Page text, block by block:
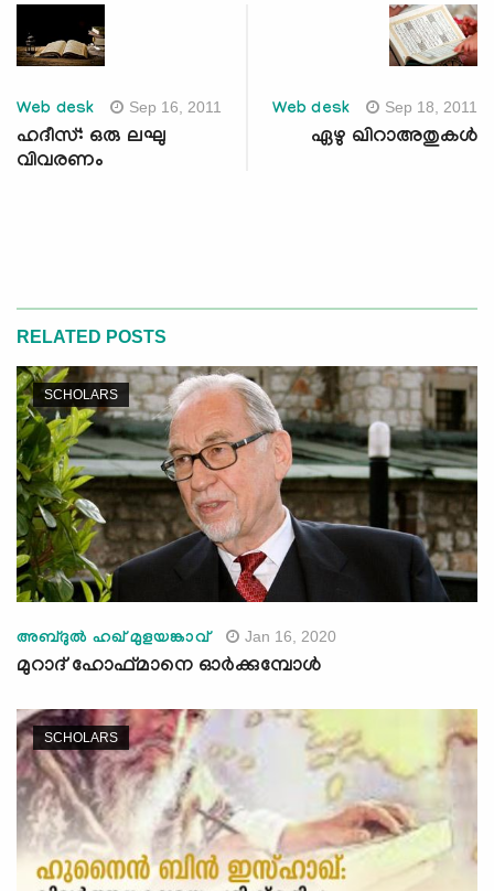
Web desk Sep 16, 2011
ഹദീസ്: ഒരു ലഘു
വിവരണം
Web desk Sep 18, 2011
ഏഴു ഖിറാഅതുകള്‍
RELATED POSTS
SCHOLARS
അബ്ദുല്‍ ഹഖ് മുളയങ്കാവ് Jan 16, 2020
മുറാദ് ഹോഫ്മാനെ ഓര്‍ക്കുമ്പോള്‍
SCHOLARS